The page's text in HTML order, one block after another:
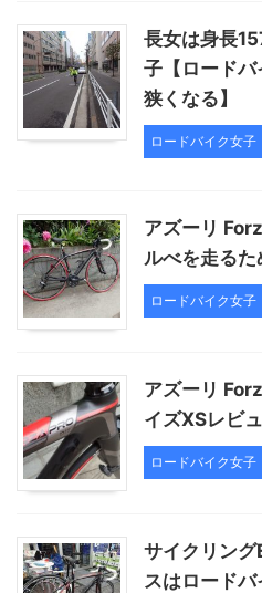
長女は身長
子【ロードバ
狭くなる】
ロードバイク女
アズーリ
ルべを走る
ロードバイク女
アズーリ
イズXSレビ
ロードバイク女
サイクリン
スはロード